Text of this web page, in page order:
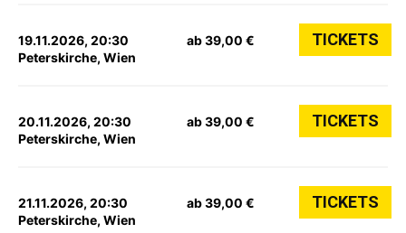
19.11.2026, 20:30
Peterskirche, Wien
ab 39,00 € TICKETS
20.11.2026, 20:30
Peterskirche, Wien
ab 39,00 € TICKETS
21.11.2026, 20:30
Peterskirche, Wien
ab 39,00 € TICKETS